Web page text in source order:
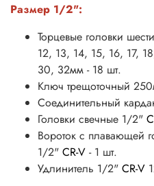
Размер 1/2":
Торцевые головки
12, 13, 14, 15, 16, 17,
30, 32мм - 18 шт.
Ключ трещоточный
Соединительный
Головки свечные 1/2"
Вороток с плавающей
1/2" CR-V - 1 шт.
Удлинитель 1/2" CR-V